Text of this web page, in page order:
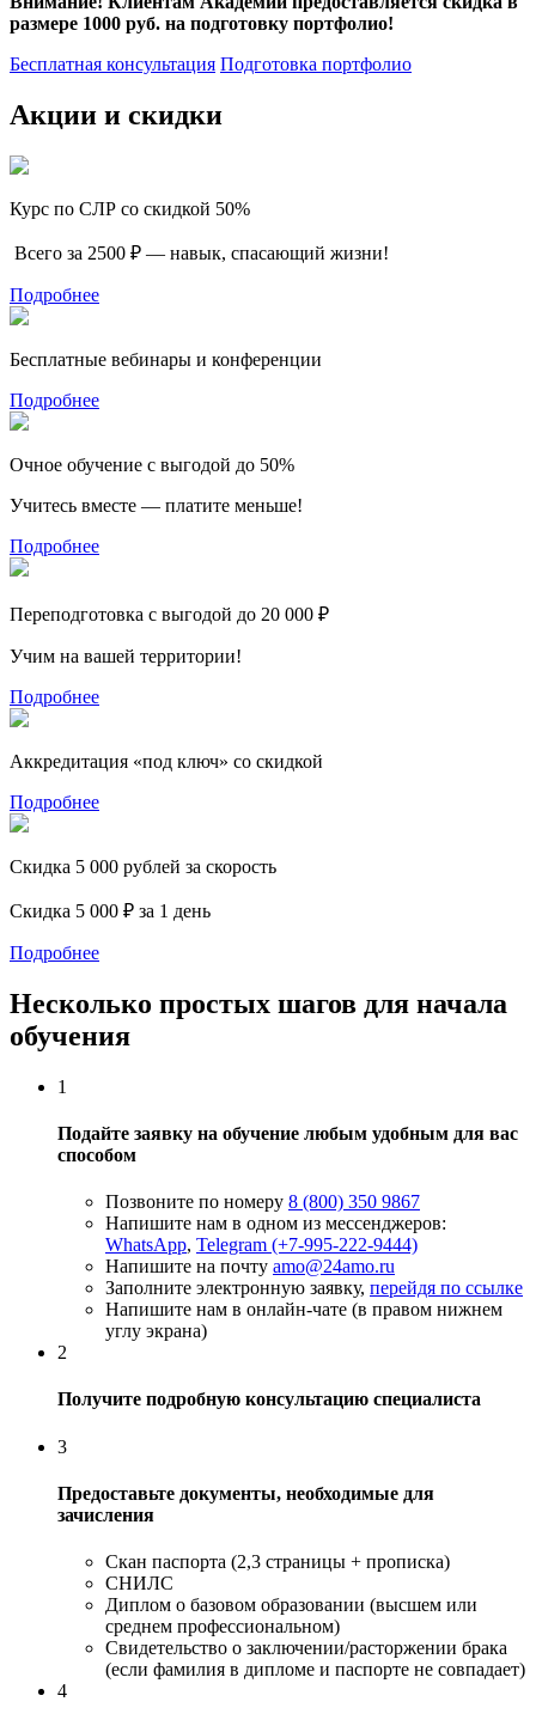
размере 1000 руб. на подготовку портфолио!
Бесплатная консультация Подготовка портфолио
Акции и скидки
Курс по СЛР со скидкой 50%
Всего за 2500 ₽ — навык, спасающий жизни!
Подробнее
Бесплатные вебинары и конференции
Подробнее
Очное обучение с выгодой до 50%
Учитесь вместе — платите меньше!
Подробнее
Переподготовка с выгодой до 20 000 ₽
Учим на вашей территории!
Подробнее
Аккредитация «под ключ» со скидкой
Подробнее
Скидка 5 000 рублей за скорость
Скидка 5 000 ₽ за 1 день
Подробнее
Несколько простых шагов для начала
обучения
1
Подайте заявку на обучение любым удобным для вас
способом
Позвоните по номеру 8 (800) 350 9867
Напишите нам в одном из мессенджеров:
WhatsApp, Telegram (+7-995-222-9444)
Напишите на почту amo@24amo.ru
Заполните электронную заявку, перейдя по ссылке
Напишите нам в онлайн-чате (в правом нижнем
углу экрана)
2
Получите подробную консультацию специалиста
3
Предоставьте документы, необходимые для
зачисления
Скан паспорта (2,3 страницы + прописка)
СНИЛС
Диплом о базовом образовании (высшем или
среднем профессиональном)
Свидетельство о заключении/расторжении брака
(если фамилия в дипломе и паспорте не совпадает)
4